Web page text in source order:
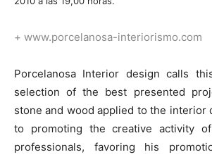
+ www.porcelanosa-interiorismo.com
Porcelanosa Interior design calls
selection of the best presented
stone and wood applied to the interior
to promoting the creative activity
professionals, favoring his